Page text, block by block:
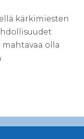
kärkimiesten
mahtavaa olla